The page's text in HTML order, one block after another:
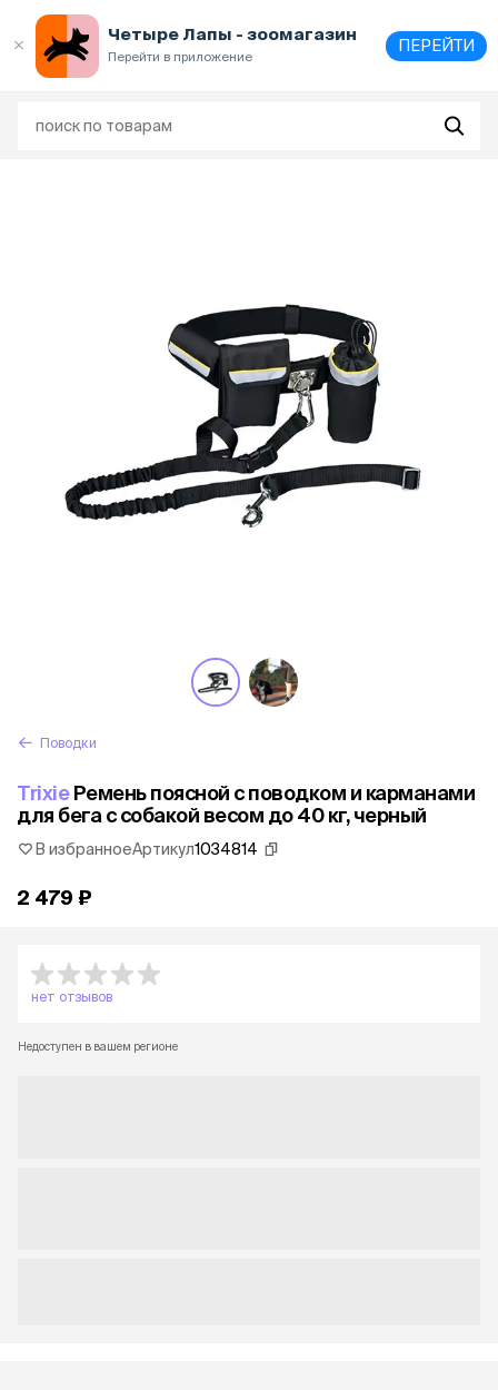
Четыре Лапы - зоомагазин
Перейти в приложение
ПЕРЕЙТИ
Поводки
TrixieРемень поясной с поводком и карманами
для бега с собакой весом до 40 кг, черный
В избранноеАртикул1034814
2 479 ₽
нет отзывов
Недоступен в вашем регионе